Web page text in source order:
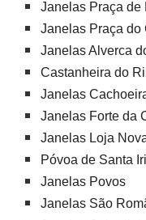
Janelas Praça de
Janelas Praça do
Janelas Alverca
Castanheira do
Janelas
Janelas Forte da
Janelas Loja
Póvoa de Santa
Janelas Povos
Janelas São